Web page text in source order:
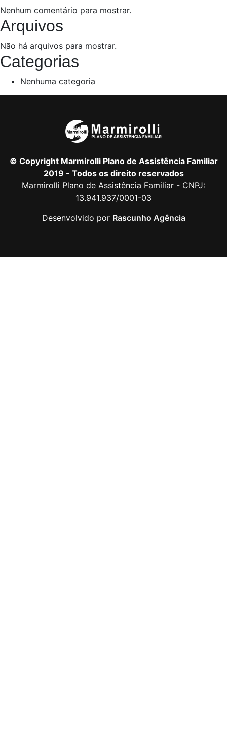
Nenhum comentário para mostrar.
Arquivos
Não há arquivos para mostrar.
Categorias
Nenhuma categoria
© Copyright Marmirolli Plano de Assistência Familiar
2019 - Todos os direito reservados
Marmirolli Plano de Assistência Familiar - CNPJ:
13.941.937/0001-03
Desenvolvido por Rascunho Agência